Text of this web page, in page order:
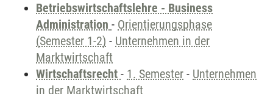
Betriebswirtschaftslehre - Business
Administration - Orientierungsphase
(Semester 1-2) - Unternehmen in der
Marktwirtschaft
Wirtschaftsrecht - 1. Semester - Unternehmen
in der Marktwirtschaft